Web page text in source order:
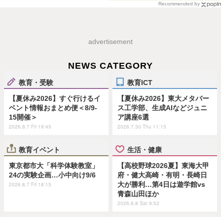
Recommended by
advertisement
NEWS CATEGORY
教育・受験
【夏休み2026】すぐ行けるイ
ベント情報おまとめ便＜8/9-
15開催＞
2026.8.7 Fri 19:45
教育ICT
【夏休み2026】東大メタバー
ス工学部、生成AIなどジュニ
ア講座6選
2026.7.30 Thu 11:15
教育イベント
東京都市大「科学体験教室」
24の実験企画…小中向け9/6
2026.8.7 Fri 18:15
生活・健康
【高校野球2026夏】東海大甲
府・健大高崎・有明・長崎日
大が勝利…第4日は遊学館vs
青森山田ほか
2026.8.8 Sat 9:52